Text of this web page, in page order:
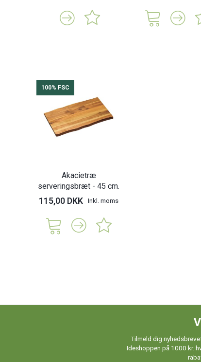
100% FSC
Akacietræ
serveringsbræt - 45 cm.
115,00 DKK Inkl. moms
Tilmeld dig
Ideshoppen på 1000 kr.